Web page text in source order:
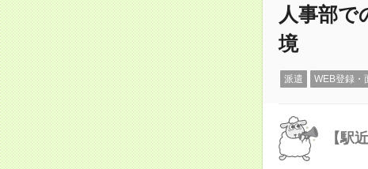
人事部で
境
派遣 WEB登録・
【駅